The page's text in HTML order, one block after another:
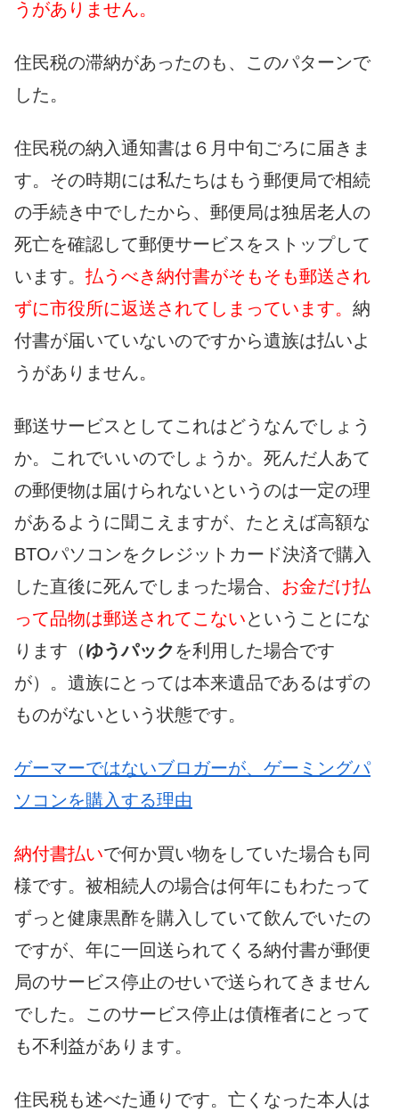
うがありません。
住民税の滞納があったのも、このパターンで
した。
住民税の納入通知書は６月中旬ごろに届きま
す。その時期には私たちはもう郵便局で相続
の手続き中でしたから、郵便局は独居老人の
死亡を確認して郵便サービスをストップして
います。 払うべき納付書がそもそも郵送され
ずに市役所に返送されてしまっています。 納
付書が届いていないのですから遺族は払いよ
うがありません。
郵送サービスとしてこれはどうなんでしょう
か。これでいいのでしょうか。死んだ人あて
の郵便物は届けられないというのは一定の理
があるように聞こえますが、たとえば高額な
BTOパソコンをクレジットカード決済で購入
した直後に死んでしまった場合、 お金だけ払
って品物は郵送されてこないということにな
ります（ゆうパックを利用した場合です
が）。遺族にとっては本来遺品であるはずの
ものがないという状態です。
ゲーマーではないブロガーが、ゲーミングパ
ソコンを購入する理由
納付書払いで何か買い物をしていた場合も同
様です。被相続人の場合は何年にもわたって
ずっと健康黒酢を購入していて飲んでいたの
ですが、年に一回送られてくる納付書が郵便
局のサービス停止のせいで送られてきません
でした。このサービス停止は債権者にとって
も不利益があります。
住民税も述べた通りです。亡くなった本人は